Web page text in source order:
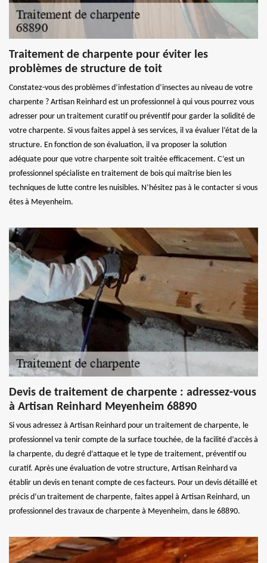
Traitement de charpente pour éviter les
problèmes de structure de toit
Constatez-vous des problèmes d’infestation d’insectes au niveau de votre
charpente ? Artisan Reinhard est un professionnel à qui vous pourrez vous
adresser pour un traitement curatif ou préventif pour garder la solidité de
votre charpente. Si vous faites appel à ses services, il va évaluer l’état de la
structure. En fonction de son évaluation, il va proposer la solution
adéquate pour que votre charpente soit traitée efficacement. C’est un
professionnel spécialiste en traitement de bois qui maîtrise bien les
techniques de lutte contre les nuisibles. N’hésitez pas à le contacter si vous
êtes à Meyenheim.
Devis de traitement de charpente : adressez-vous
à Artisan Reinhard Meyenheim 68890
Si vous adressez à Artisan Reinhard pour un traitement de charpente, le
professionnel va tenir compte de la surface touchée, de la facilité d’accès à
la charpente, du degré d’attaque et le type de traitement, préventif ou
curatif. Après une évaluation de votre structure, Artisan Reinhard va
établir un devis en tenant compte de ces facteurs. Pour un devis détaillé et
précis d’un traitement de charpente, faites appel à Artisan Reinhard, un
professionnel des travaux de charpente à Meyenheim, dans le 68890.